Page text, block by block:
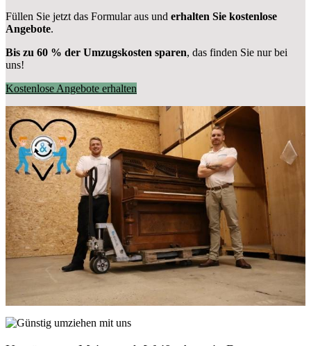
Füllen Sie jetzt das Formular aus und erhalten Sie kostenlose
Angebote.
Bis zu 60 % der Umzugskosten sparen, das finden Sie nur bei
uns!
Kostenlose Angebote erhalten